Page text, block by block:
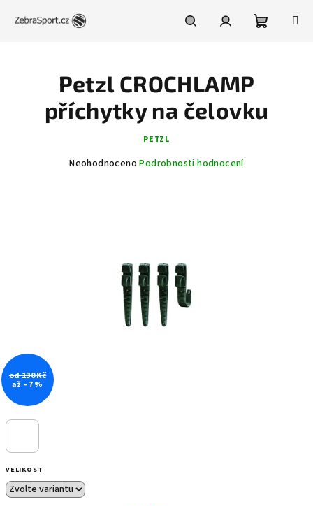
VELIKOST
Petzl CROCHLAMP
příchytky na čelovku
PETZL
Průměrné
Neohodnoceno Podrobnosti hodnocení
od 130 Kč
až –7 %